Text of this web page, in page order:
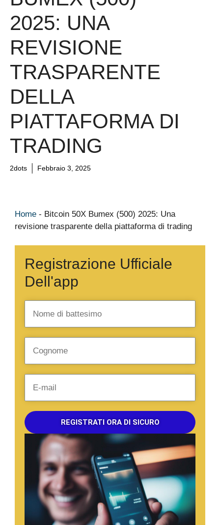
2025: UNA
REVISIONE
TRASPARENTE
DELLA
PIATTAFORMA DI
TRADING
2dots Febbraio 3, 2025
Home - Bitcoin 50X Bumex (500) 2025: Una
revisione trasparente della piattaforma di trading
Registrazione Ufficiale
Dell'app
REGISTRATI ORA DI SICURO